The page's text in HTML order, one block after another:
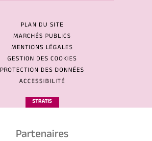
PLAN DU SITE
MARCHÉS PUBLICS
MENTIONS LÉGALES
GESTION DES COOKIES
PROTECTION DES DONNÉES
ACCESSIBILITÉ
STRATIS
Partenaires